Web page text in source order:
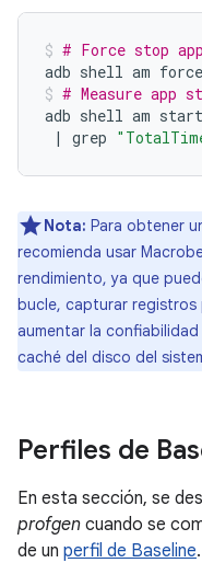
# Force stop app
adb shell am
# Measure app
adb shell am
|
grep
Nota: Para obtener
recomienda usar
rendimiento, ya que
bucle, capturar registros
aumentar la
caché del disco del
Perfiles de
En esta sección, se
profgen cuando se
de un perfil de Baseline.